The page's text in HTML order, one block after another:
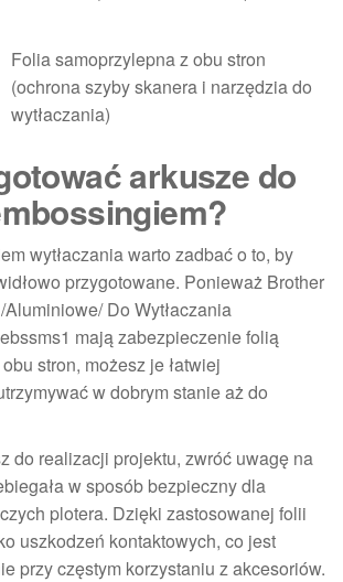
Folia samoprzylepna z obu stron
(ochrona szyby skanera i narzędzia do
wytłaczania)
arkusze do
wytłaczania warto zadbać o to, by
przygotowane. Ponieważ Brother
Do Wytłaczania
mają zabezpieczenie folią
stron, możesz je łatwiej
w dobrym stanie aż do
do realizacji projektu, zwróć uwagę na
w sposób bezpieczny dla
plotera. Dzięki zastosowanej folii
uszkodzeń kontaktowych, co jest
przy częstym korzystaniu z akcesoriów.